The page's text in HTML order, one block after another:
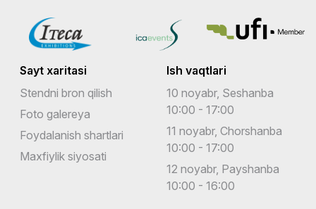
Sayt xaritasi
Stendni bron qilish
Foto galereya
Foydalanish shartlari
Maxfiylik siyosati
Ish vaqtlari
10 noyabr, Seshanba
10:00 - 17:00
11 noyabr, Chorshanba
10:00 - 17:00
12 noyabr, Payshanba
10:00 - 16:00